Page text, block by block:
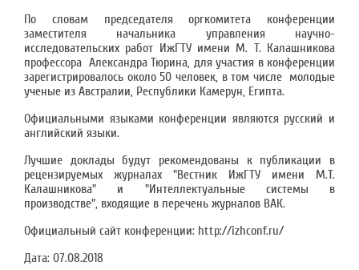
По словам председателя оргкомитета конференции
заместителя начальника управления научно-
исследовательских работ ИжГТУ имени М. Т. Калашникова
профессора Александра Тюрина, для участия в конференции
зарегистрировалось около 50 человек, в том числе молодые
ученые из Австралии, Республики Камерун, Египта.
Официальными языками конференции являются русский и
английский языки.
Лучшие доклады будут рекомендованы к публикации в
рецензируемых журналах "Вестник ИжГТУ имени М.Т.
Калашникова" и "Интеллектуальные системы в
производстве", входящие в перечень журналов ВАК.
Официальный сайт конференции: http://izhconf.ru/
Дата: 07.08.2018